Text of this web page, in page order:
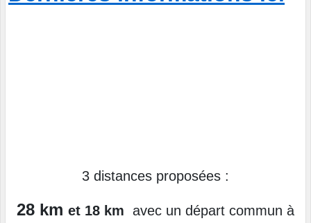
3 distances proposées :
28 km et 18 km avec un départ commun à